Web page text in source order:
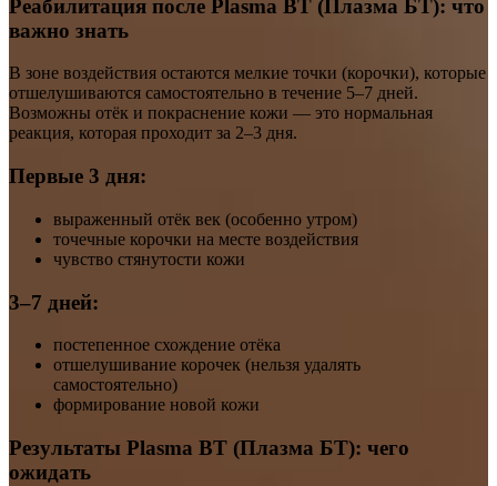
Реабилитация после Plasma BT (Плазма БТ): что
важно знать
В зоне воздействия остаются мелкие точки (корочки), которые
отшелушиваются самостоятельно в течение 5–7 дней.
Возможны отёк и покраснение кожи — это нормальная
реакция, которая проходит за 2–3 дня.
Первые 3 дня:
выраженный отёк век (особенно утром)
точечные корочки на месте воздействия
чувство стянутости кожи
3–7 дней:
постепенное схождение отёка
отшелушивание корочек (нельзя удалять
самостоятельно)
формирование новой кожи
Результаты Plasma BT (Плазма БТ): чего
ожидать